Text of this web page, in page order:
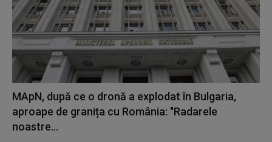
MApN, după ce o dronă a explodat în Bulgaria,
aproape de granița cu România: "Radarele
noastre...